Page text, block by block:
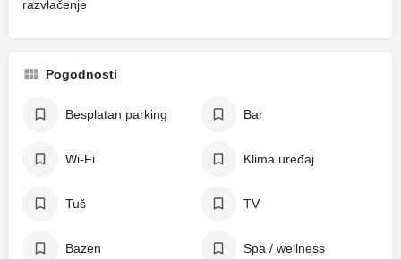
razvlačenje
Pogodnosti
Besplatan parking Bar
Wi-Fi Klima uređaj
Tuš TV
Bazen Spa / wellness